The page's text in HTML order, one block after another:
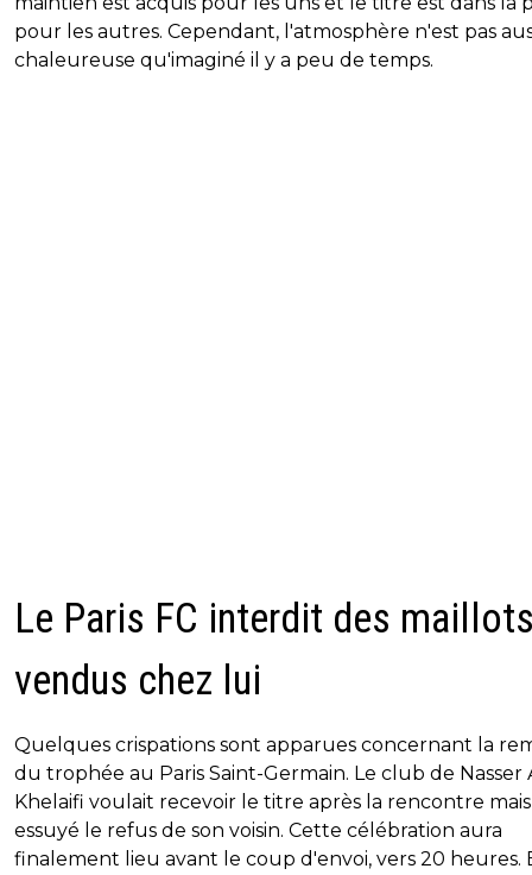
pour les autres. Cependant, l'atmosphère n'est pas
chaleureuse qu'imaginé il y a peu de temps.
Le Paris FC interdit des
vendus chez lui
Quelques crispations sont apparues concernant la
du trophée au Paris Saint-Germain. Le club de Nasser
Khelaifi voulait recevoir le titre après la rencontre
essuyé le refus de son voisin. Cette célébration aura
finalement lieu avant le coup d'envoi, vers 20 heures.